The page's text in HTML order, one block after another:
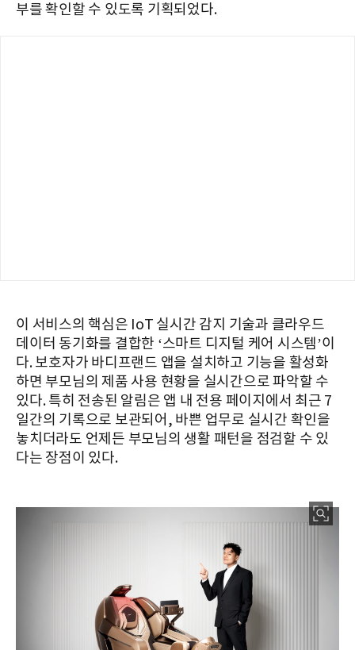
부를 확인할 수 있도록 기획되었다.
이 서비스의 핵심은 IoT 실시간 감지 기술과 클라우드
데이터 동기화를 결합한 ‘스마트 디지털 케어 시스템’이
다. 보호자가 바디프랜드 앱을 설치하고 기능을 활성화
하면 부모님의 제품 사용 현황을 실시간으로 파악할 수
있다. 특히 전송된 알림은 앱 내 전용 페이지에서 최근 7
일간의 기록으로 보관되어, 바쁜 업무로 실시간 확인을
놓치더라도 언제든 부모님의 생활 패턴을 점검할 수 있
다는 장점이 있다.